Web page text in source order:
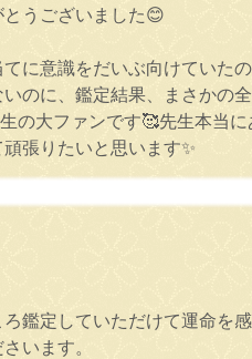
うございました😊
に意識をだいぶ向けてい
のに、鑑定結果、まさか
大ファンです🥰先生本当に
張りたいと思います✨
鑑定していただけて運命を感
います。